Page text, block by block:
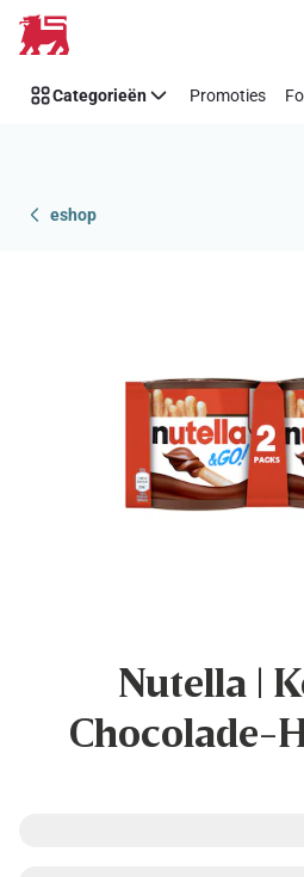
Overslaan
Categorieën Promoties
eshop
Nutella |
Chocolade-